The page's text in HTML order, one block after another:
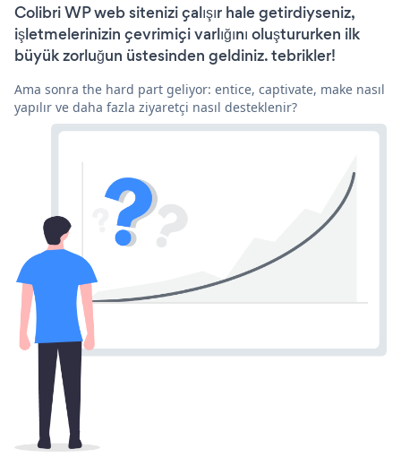
Colibri WP web sitenizi çalışır hale getirdiyseniz,
işletmelerinizin çevrimiçi varlığını oluştururken ilk
büyük zorluğun üstesinden geldiniz. tebrikler!
Ama sonra the hard part geliyor: entice, captivate, make nasıl
yapılır ve daha fazla ziyaretçi nasıl desteklenir?